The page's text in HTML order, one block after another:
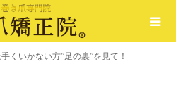
くいかない方”足の裏”を見て！